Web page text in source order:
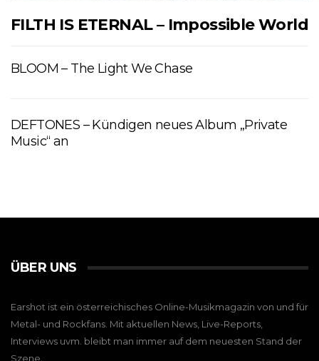
FILTH IS ETERNAL – Impossible World
BLOOM – The Light We Chase
DEFTONES – Kündigen neues Album „Private
Music“ an
ÜBER UNS
Earshot ist ein österreichisches Online-Musikmagazin von und für
Metal- und Rockfans. Mit aktuellen News, Live-Reports,
Interviews uvm. bleibt man immer auf dem neuesten Stand der
Szene.